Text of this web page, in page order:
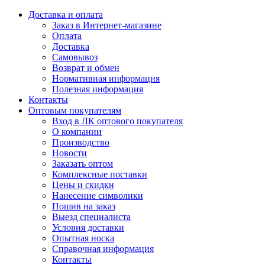
Доставка и оплата
Заказ в Интернет-магазине
Оплата
Доставка
Самовывоз
Возврат и обмен
Нормативная информация
Полезная информация
Контакты
Оптовым покупателям
Вход в ЛК оптового покупателя
О компании
Производство
Новости
Заказать оптом
Комплексные поставки
Цены и скидки
Нанесение символики
Пошив на заказ
Выезд специалиста
Условия доставки
Опытная носка
Справочная информация
Контакты